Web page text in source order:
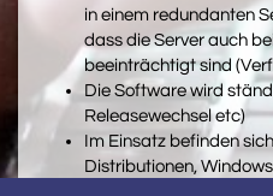
in einem redundanten
dass die Server auch
beeinträchtigt sind
Die Software wird
Releasewechsel etc)
Im Einsatz befinden
Distributionen,